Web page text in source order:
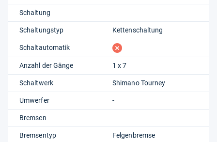
Schaltung
Schaltungstyp Kettenschaltung
Schaltautomatik fehlt
Anzahl der Gänge 1 x 7
Schaltwerk Shimano Tourney
Umwerfer -
Bremsen
Bremsentyp Felgenbremse